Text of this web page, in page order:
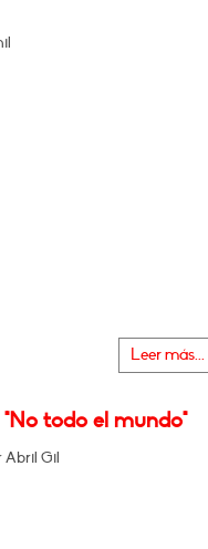
Leer más...
todo el mundo"
Abril Gil